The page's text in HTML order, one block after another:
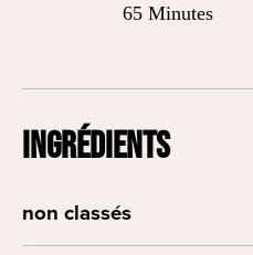
65 Minutes
INGRÉDIENTS
non classés